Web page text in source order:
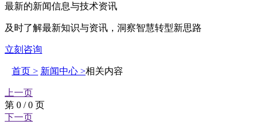
最新的新闻信息与技术资讯
及时了解最新知识与资讯，洞察智慧转型新思路
立刻咨询
首页 > 新闻中心 >相关内容
上一页
第 0 / 0 页
下一页